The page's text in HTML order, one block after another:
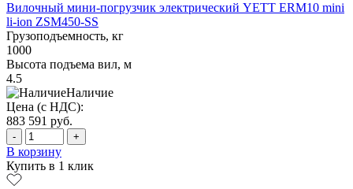
Вилочный мини-погрузчик электрический YETT ERM10 mini
li-ion ZSM450-SS
Грузоподъемность, кг
1000
Высота подъема вил, м
4.5
Наличие
Цена (с НДС):
883 591 руб.
- +
В корзину
Купить в 1 клик